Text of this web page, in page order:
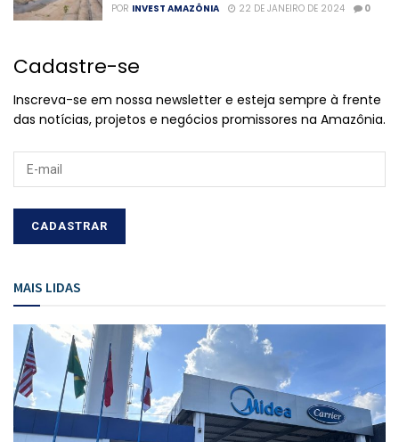
POR INVEST AMAZÔNIA 22 DE JANEIRO DE 2024 0
Cadastre-se
Inscreva-se em nossa newsletter e esteja sempre à frente
das notícias, projetos e negócios promissores na Amazônia.
MAIS LIDAS